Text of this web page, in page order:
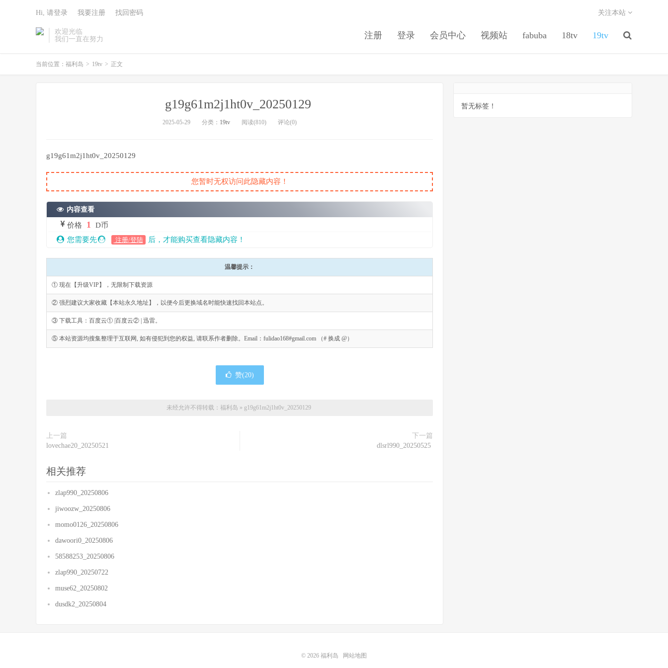
欢迎光临
我们一直在努力
注册 登录 会员中心 视频站 fabuba 18tv 19tv
关注本站
Hi, 请登录 我要注册 找回密码
当前位置： 福利岛 > 19tv > 正文
g19g61m2j1ht0v_20250129
2025-05-29 分类： 19tv 阅读(810) 评论(0)
g19g61m2j1ht0v_20250129
您暂时无权访问此隐藏内容！
内容查看
价格 1
D币
您需要先
注册/登陆 后，才能购买查看隐藏内容！
温馨提示：
① 现在【升级VIP】，无限制下载资源
② 强烈建议大家收藏【本站永久地址】，以便今后更换域名时能快速找回本站点。
③ 下载工具：百度云① |百度云② | 迅雷。
⑤ 本站资源均搜集整理于互联网, 如有侵犯到您的权益, 请联系作者删除。Email：fulidao168#gmail.com （# 换成 @）
赞(20)
未经允许不得转载： 福利岛 » g19g61m2j1ht0v_20250129
上一篇
lovechae20_20250521
下一篇
dlsrl990_20250525
相关推荐
zlap990_20250806
jiwoozw_20250806
momo0126_20250806
dawoori0_20250806
58588253_20250806
zlap990_20250722
muse62_20250802
dusdk2_20250804
暂无标签！
© 2026 福利岛 网站地图